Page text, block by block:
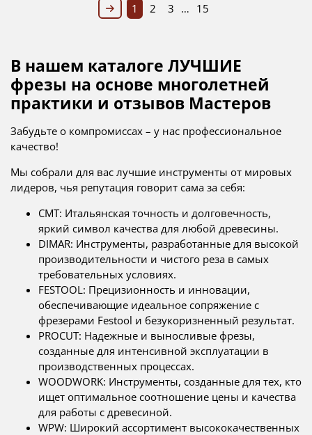
1 2 3 … 15
В нашем каталоге ЛУЧШИЕ
фрезы на основе многолетней
практики и отзывов Мастеров
Забудьте о компромиссах – у нас профессиональное
качество!
Мы собрали для вас лучшие инструменты от мировых
лидеров, чья репутация говорит сама за себя:
CMT: Итальянская точность и долговечность,
яркий символ качества для любой древесины.
DIMAR: Инструменты, разработанные для высокой
производительности и чистого реза в самых
требовательных условиях.
FESTOOL: Прецизионность и инновации,
обеспечивающие идеальное сопряжение с
фрезерами Festool и безукоризненный результат.
PROCUT: Надежные и выносливые фрезы,
созданные для интенсивной эксплуатации в
производственных процессах.
WOODWORK: Инструменты, созданные для тех, кто
ищет оптимальное соотношение цены и качества
для работы с древесиной.
WPW: Широкий ассортимент высококачественных